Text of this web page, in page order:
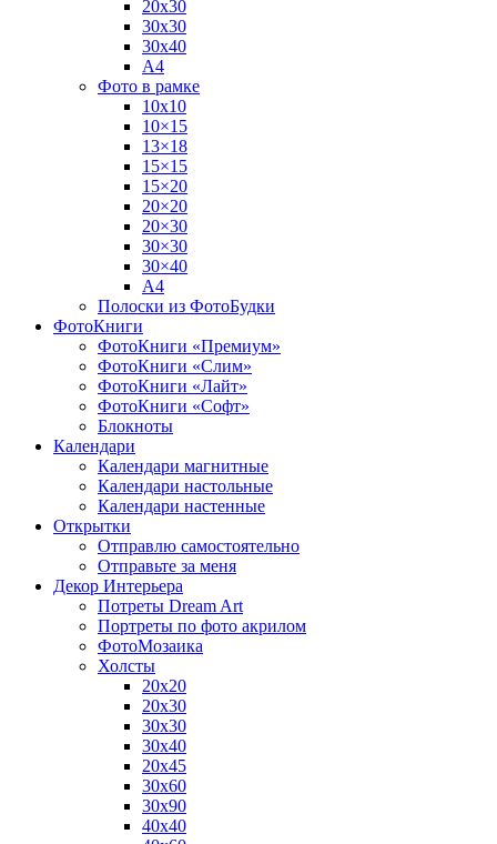
20х30
30х30
30х40
А4
Фото в рамке
10х10
10×15
13×18
15×15
15×20
20×20
20×30
30×30
30×40
A4
Полоски из ФотоБудки
ФотоКниги
ФотоКниги «Премиум»
ФотоКниги «Слим»
ФотоКниги «Лайт»
ФотоКниги «Софт»
Блокноты
Календари
Календари магнитные
Календари настольные
Календари настенные
Открытки
Отправлю самостоятельно
Отправьте за меня
Декор Интерьера
Потреты Dream Art
Портреты по фото акрилом
ФотоМозаика
Холсты
20х20
20х30
30х30
30х40
20х45
30х60
30х90
40х40